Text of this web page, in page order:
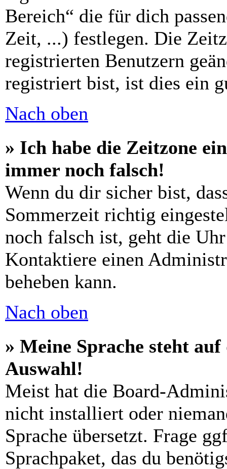
Bereich“ die für dich
Zeit, ...) festlegen. Die
registrierten Benutzern
registriert bist, ist dies ein
Nach oben
» Ich habe die Zeitzone
immer noch falsch!
Wenn du dir sicher bist,
Sommerzeit richtig
noch falsch ist, geht die
Kontaktiere einen
beheben kann.
Nach oben
» Meine Sprache steht
Auswahl!
Meist hat die Board-
nicht installiert oder
Sprache übersetzt. Frage
Sprachpaket, das du